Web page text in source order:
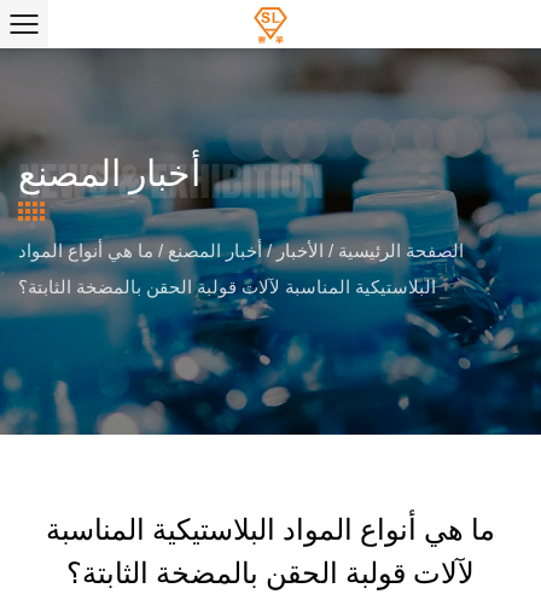
أخبار المصنع
الصفحة الرئيسية / الأخبار/أخبار المصنع / ما هي أنواع المواد
البلاستيكية المناسبة لآلات قولبة الحقن بالمضخة الثابتة؟
ما هي أنواع المواد البلاستيكية المناسبة
لآلات قولبة الحقن بالمضخة الثابتة؟